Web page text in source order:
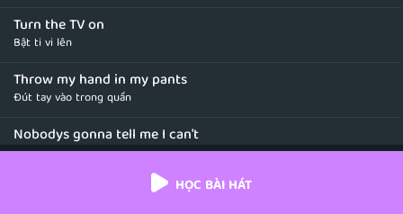
Turn the TV on
Bật ti vi lên
Throw my hand in my pants
Đút tay vào trong quần
Nobodys gonna tell me I can't
Chẳng ai có thể nói với tôi rằng tôi không thể
I'll be lounging on the couch just chillin' in my snuggie
HỌC BÀI HÁT